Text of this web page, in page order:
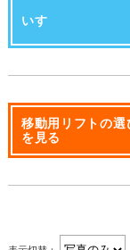
いす
移動用リフトの選
を見る